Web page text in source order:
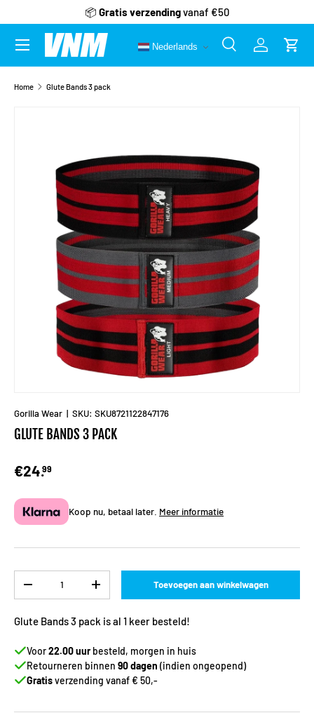
Ga naar inhoud
📦 Gratis verzendingvanaf €50
Zoeken
ZoekenInloggen
Nederlands
Menu
Home Glute Bands 3 pack
Gorilla Wear | SKU: SKU8721122847176
GLUTE BANDS 3 PACK
€24.99
Koop nu, betaal later. Meer informatie
-
+ Toevoegen aan winkelwagen
Glute Bands 3 pack is al 1 keer besteld!
Voor22.00 uurbesteld, morgen in huis
Retourneren binnen 90 dagen (indien ongeopend)
Gratisverzending vanaf € 50,-